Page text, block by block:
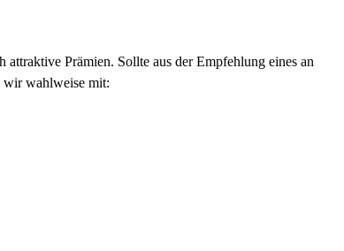
Prämien. Sollte aus der Empfehlung eines an
wir wahlweise mit: